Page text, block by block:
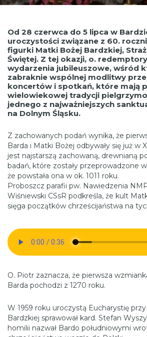
Od 28 czerwca do 5 lipca w
uroczystości związane z 60.
figurki Matki Bożej Bardzkiej,
Świętej. Z tej okazji, o.
wydarzenia jubileuszowe, wśród
zabraknie wspólnej modlitwy
koncertów i spotkań, które mają
wielowiekowej tradycji
jednego z najważniejszych
na Dolnym Śląsku.
Z zachowanych podań wynika, że
Barda i Matki Bożej odbywały się już w
jest najstarszą zachowaną, drewnianą
badań, które zostały przeprowadzone
że powstała ona w ok. 1011 roku.
Proboszcz parafii pw. Nawiedzenia
Wiśniewski CSsR podkreśla, że kult
sięga początków chrześcijaństwa na
O. Piotr zaznacza, że pierwsza
Barda pochodzi z 1270 roku.
W 1959 roku uroczystą Eucharystię
Bardzkiej sprawował kard. Stefan
homilii nazwał Bardo południowymi